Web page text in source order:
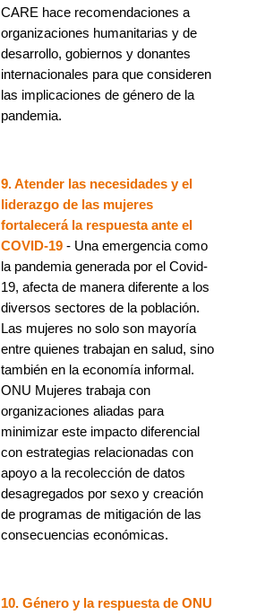
CARE hace recomendaciones a
organizaciones humanitarias y de
desarrollo, gobiernos y donantes
internacionales para que consideren
las implicaciones de género de la
pandemia.
9. Atender las necesidades y el
liderazgo de las mujeres
fortalecerá la respuesta ante el
COVID-19 - Una emergencia como
la pandemia generada por el Covid-
19, afecta de manera diferente a los
diversos sectores de la población.
Las mujeres no solo son mayoría
entre quienes trabajan en salud, sino
también en la economía informal.
ONU Mujeres trabaja con
organizaciones aliadas para
minimizar este impacto diferencial
con estrategias relacionadas con
apoyo a la recolección de datos
desagregados por sexo y creación
de programas de mitigación de las
consecuencias económicas.
10. Género y la respuesta de ONU